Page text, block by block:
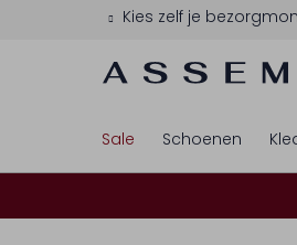
Kies zelf je
Sale Schoenen